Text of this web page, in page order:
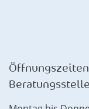
Beratungsstelle